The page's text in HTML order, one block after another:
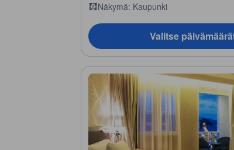
Näkymä: Kaupunki
Valitse